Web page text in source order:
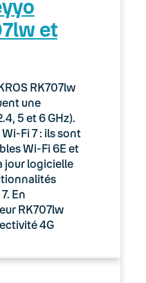
et
RK707lw
une
5 et 6 GHz).
Fi 7 : ils sont
Wi-Fi 6E et
jour logicielle
En
RK707lw
4G